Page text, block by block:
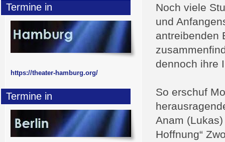
Noch viele
und
antreibenden
dennoch ihre
So erschuf
Anam
Hoffnung“
Termine in
https://theater-hamburg.org/
Termine in